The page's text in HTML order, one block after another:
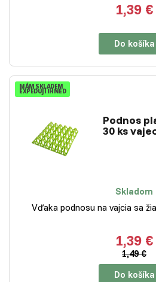
1,39 €
Do košíka
MÁM SKLADEM
EXPEDUJI IHNED
Podnos
30 ks
Skladom
Vďaka podnosu na vajcia sa
1,39 €
1,49 €
Do košíka